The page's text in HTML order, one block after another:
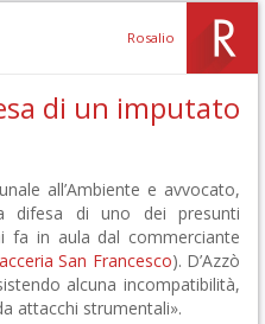
Rosalio
di un imputato
all’Ambiente e avvocato,
difesa di uno dei presunti
fa in aula dal commerciante
San Francesco). D’Azzò
alcuna incompatibilità,
attacchi strumentali».